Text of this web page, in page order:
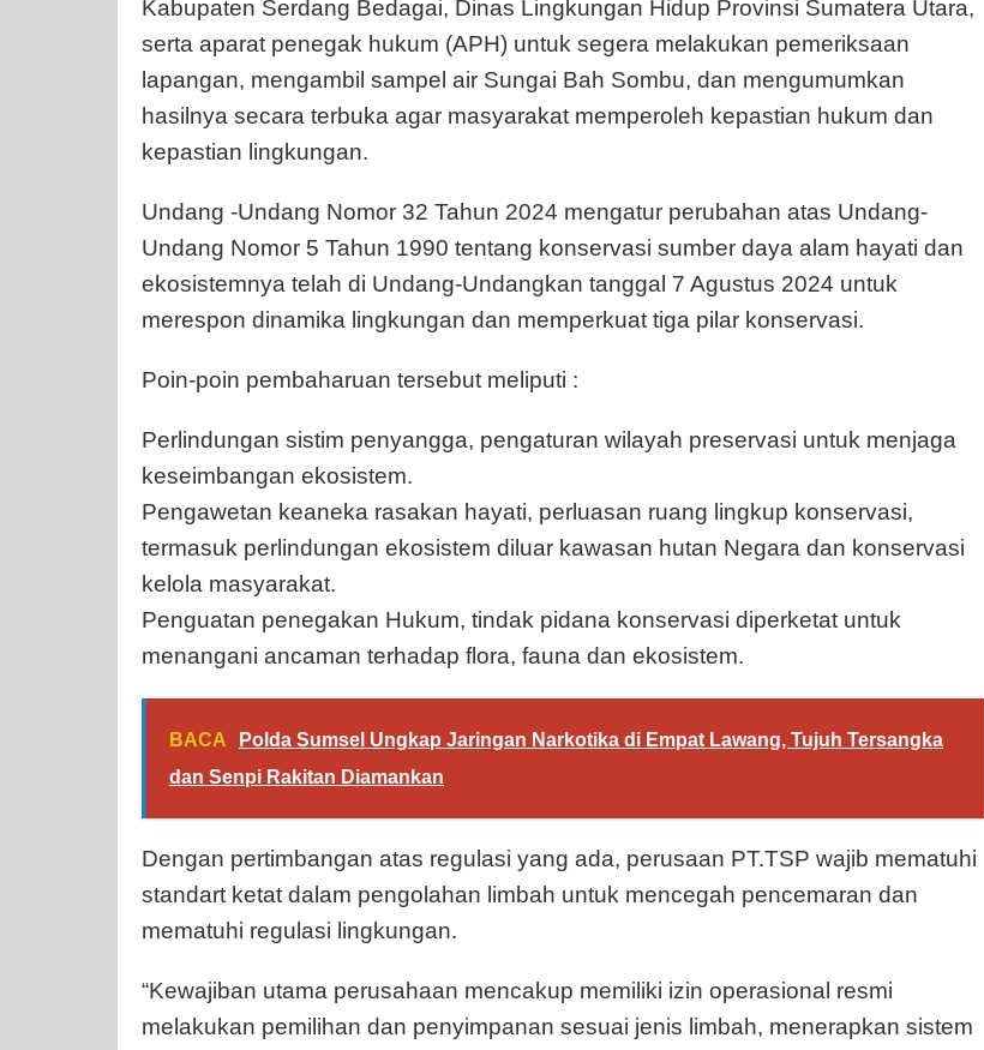
Kabupaten Serdang Bedagai, Dinas Lingkungan Hidup Provinsi Sumatera Utara,
serta aparat penegak hukum (APH) untuk segera melakukan pemeriksaan
lapangan, mengambil sampel air Sungai Bah Sombu, dan mengumumkan
hasilnya secara terbuka agar masyarakat memperoleh kepastian hukum dan
kepastian lingkungan.
Undang -Undang Nomor 32 Tahun 2024 mengatur perubahan atas Undang-
Undang Nomor 5 Tahun 1990 tentang konservasi sumber daya alam hayati dan
ekosistemnya telah di Undang-Undangkan tanggal 7 Agustus 2024 untuk
merespon dinamika lingkungan dan memperkuat tiga pilar konservasi.
Poin-poin pembaharuan tersebut meliputi :
Perlindungan sistim penyangga, pengaturan wilayah preservasi untuk menjaga
keseimbangan ekosistem.
Pengawetan keaneka rasakan hayati, perluasan ruang lingkup konservasi,
termasuk perlindungan ekosistem diluar kawasan hutan Negara dan konservasi
kelola masyarakat.
Penguatan penegakan Hukum, tindak pidana konservasi diperketat untuk
menangani ancaman terhadap flora, fauna dan ekosistem.
BACA
Polda Sumsel Ungkap Jaringan Narkotika di Empat Lawang, Tujuh Tersangka
dan Senpi Rakitan Diamankan
Dengan pertimbangan atas regulasi yang ada, perusaan PT.TSP wajib mematuhi
standart ketat dalam pengolahan limbah untuk mencegah pencemaran dan
mematuhi regulasi lingkungan.
“Kewajiban utama perusahaan mencakup memiliki izin operasional resmi
melakukan pemilihan dan penyimpanan sesuai jenis limbah, menerapkan sistem